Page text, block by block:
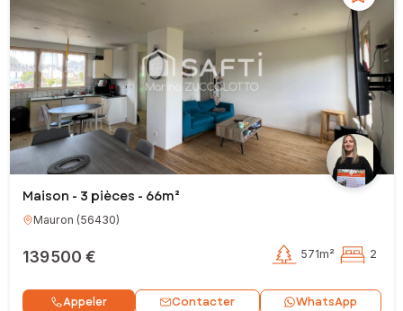
Maison - 3 pièces - 66m²
Mauron (56430)
139 500 € 571m² 2
Appeler Contacter WhatsApp